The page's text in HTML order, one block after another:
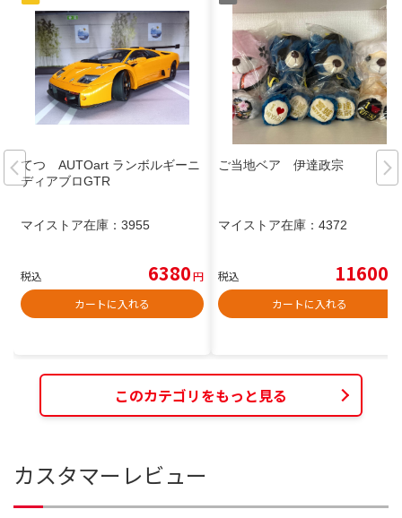
てつ AUTOart ランボルギーニ
ディアブロGTR
マイストア在庫： 3955
税込 6380円
カートに入れる
ご当地ベア 伊達政宗
マイストア在庫： 4372
税込 11600
カートに入れる
このカテゴリをもっと見る
カスタマーレビュー